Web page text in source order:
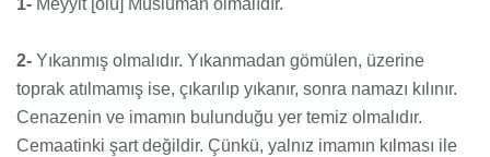
1- Meyyit [ölü] Müslüman olmalıdır.
2- Yıkanmış olmalıdır. Yıkanmadan gömülen, üzerine
toprak atılmamış ise, çıkarılıp yıkanır, sonra namazı kılınır.
Cenazenin ve imamın bulunduğu yer temiz olmalıdır.
Cemaatinki şart değildir. Çünkü, yalnız imamın kılması ile